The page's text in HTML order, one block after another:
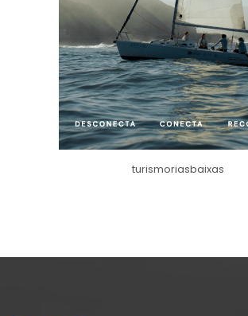
turismoriasbaixas